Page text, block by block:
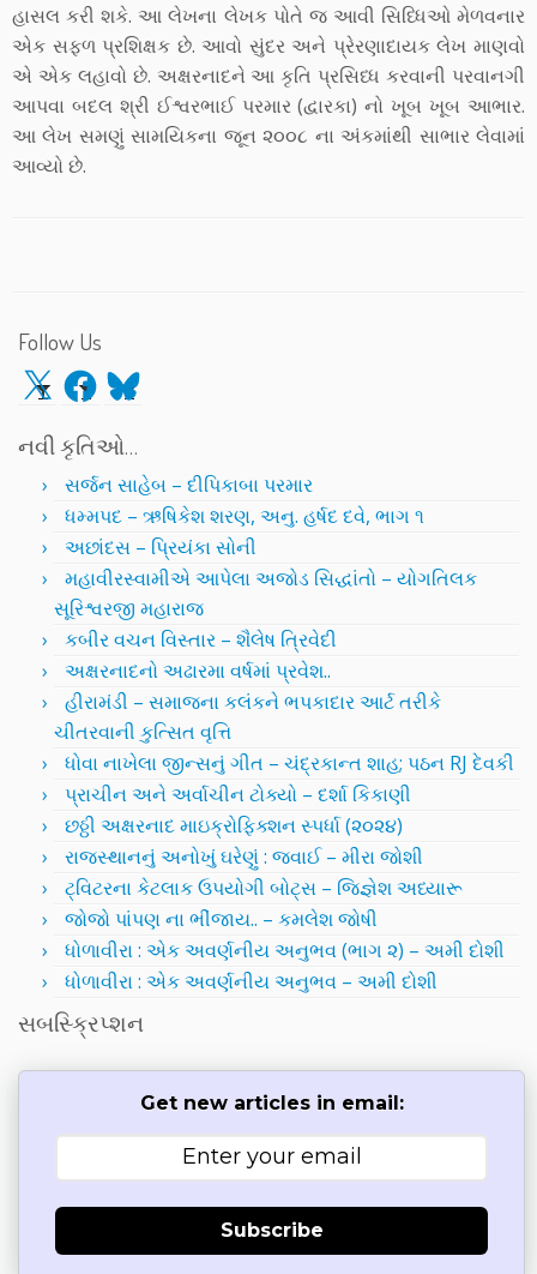
હાસલ કરી શકે. આ લેખના લેખક પોતે જ આવી સિધ્ધિઓ મેળવનાર
એક સફળ પ્રશિક્ષક છે. આવો સુંદર અને પ્રેરણાદાયક લેખ માણવો
એ એક લહાવો છે. અક્ષરનાદને આ કૃતિ પ્રસિધ્ધ કરવાની પરવાનગી
આપવા બદલ શ્રી ઈશ્વરભાઈ પરમાર (દ્વારકા) નો ખૂબ ખૂબ આભાર.
આ લેખ સમણું સામયિકના જૂન ૨૦૦૮ ના અંકમાંથી સાભાર લેવામાં
આવ્યો છે.
Follow Us
X Facebook
Bluesky
નવી કૃતિઓ…
સર્જન સાહેબ – દીપિકાબા પરમાર
ધમ્મપદ – ઋષિકેશ શરણ, અનુ. હર્ષદ દવે, ભાગ ૧
અછાંદસ – પ્રિયંકા સોની
મહાવીરસ્વામીએ આપેલા અજોડ સિદ્ધાંતો – યોગતિલક
સૂરિશ્વરજી મહારાજ
કબીર વચન વિસ્તાર – શૈલેષ ત્રિવેદી
અક્ષરનાદનો અઢારમા વર્ષમાં પ્રવેશ..
હીરામંડી – સમાજના કલંકને ભપકાદાર આર્ટ તરીકે
ચીતરવાની કુત્સિત વૃત્તિ
ધોવા નાખેલા જીન્સનું ગીત – ચંદ્રકાન્ત શાહ; પઠન RJ દેવકી
પ્રાચીન અને અર્વાચીન ટોક્યો – દર્શા કિકાણી
છઠ્ઠી અક્ષરનાદ માઇક્રોફિક્શન સ્પર્ધા (૨૦૨૪)
રાજસ્થાનનું અનોખું ઘરેણું : જવાઈ – મીરા જોશી
ટ્વિટરના કેટલાક ઉપયોગી બોટ્સ – જિજ્ઞેશ અધ્યારૂ
જોજો પાંપણ ના ભીંજાય.. – કમલેશ જોષી
ધોળાવીરા : એક અવર્ણનીય અનુભવ (ભાગ ૨) – અમી દોશી
ધોળાવીરા : એક અવર્ણનીય અનુભવ – અમી દોશી
સબસ્ક્રિપ્શન
Get new articles in email:
Subscribe